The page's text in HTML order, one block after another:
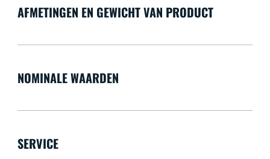
AFMETINGEN EN GEWICHT VAN PRODUCT
NOMINALE WAARDEN
SERVICE